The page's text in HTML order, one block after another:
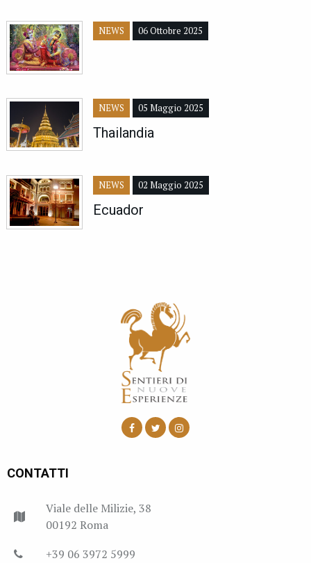
NEWS 06 Ottobre 2025
NEWS 05 Maggio 2025
Thailandia
NEWS 02 Maggio 2025
Ecuador
CONTATTI
Viale delle Milizie, 38
00192 Roma
+39 06 3972 5999